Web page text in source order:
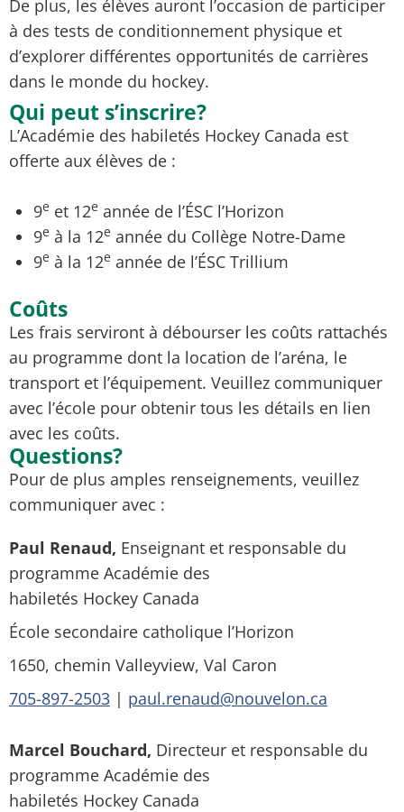
De plus, les élèves auront l’occasion de participer
à des tests de conditionnement physique et
d’explorer différentes opportunités de carrières
dans le monde du hockey.
Qui peut s’inscrire?
L’Académie des habiletés Hockey Canada est
offerte aux élèves de :
9e et 12e année de l’ÉSC l’Horizon
9e à la 12e année du Collège Notre-Dame
9e à la 12e année de l’ÉSC Trillium
Coûts
Les frais serviront à débourser les coûts rattachés
au programme dont la location de l’aréna, le
transport et l’équipement. Veuillez communiquer
avec l’école pour obtenir tous les détails en lien
avec les coûts.
Questions?
Pour de plus amples renseignements, veuillez
communiquer avec :
Paul Renaud, Enseignant et responsable du
programme Académie des
habiletés Hockey Canada
École secondaire catholique l’Horizon
1650, chemin Valleyview, Val Caron
705-897-2503 | paul.renaud@nouvelon.ca
Marcel Bouchard, Directeur et responsable du
programme Académie des
habiletés Hockey Canada